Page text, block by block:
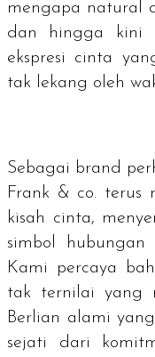
mengapa natural
dan hingga kini
ekspresi cinta
tak lekang oleh
Sebagai brand
Frank & co. terus
kisah cinta,
simbol
Kami percaya
tak ternilai yang
Berlian alami
sejati dari